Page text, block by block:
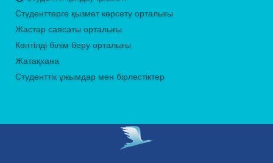
Студенттерге қызмет көрсету орталығы
Жастар саясаты орталығы
Көптілді білім беру орталығы
Жатақхана
Студенттік ұжымдар мен бірлестіктер